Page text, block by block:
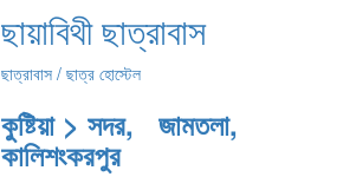
ছায়াবিথী ছাত্রাবাস
ছাত্রাবাস / ছাত্র হোস্টেল
কুষ্টিয়া > সদর, জামতলা,
কালিশংকরপুর